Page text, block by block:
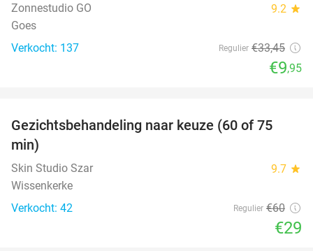
Zonnestudio GO 9.2 star
Goes
Verkocht: 137
Regulier €33,45
€9,95
52%
Gezichtsbehandeling naar keuze (60 of 75
min)
Skin Studio Szar 9.7 star
Wissenkerke
Verkocht: 42
Regulier €60
€29